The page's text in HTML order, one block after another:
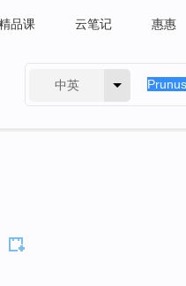
品课 云笔记 惠惠
中英